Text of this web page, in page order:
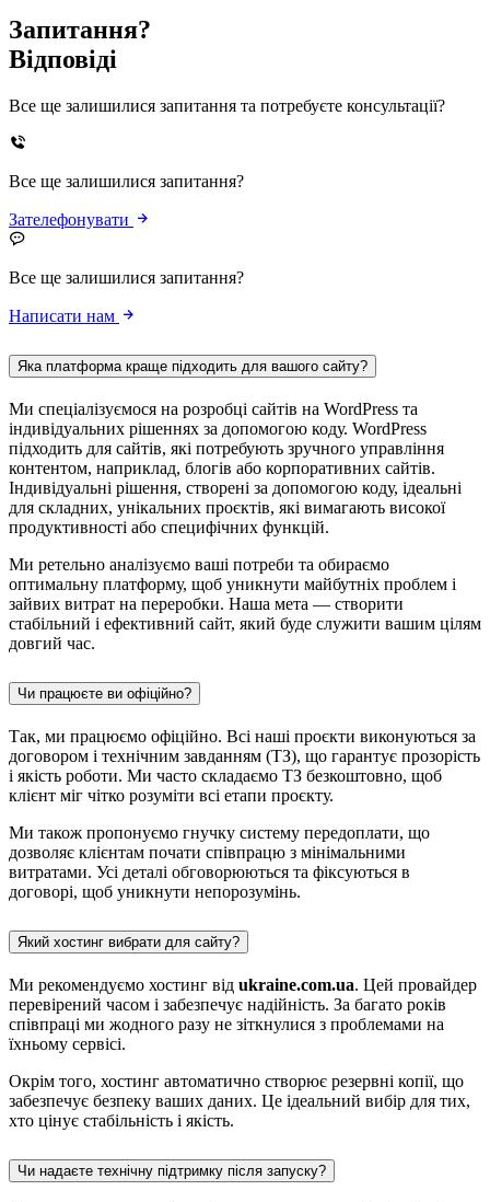
Запитання?
Відповіді
Все ще залишилися запитання та потребуєте консультації?
Все ще залишилися запитання?
Зателефонувати
Все ще залишилися запитання?
Написати нам
Яка платформа краще підходить для вашого сайту?
Ми спеціалізуємося на розробці сайтів на WordPress та
індивідуальних рішеннях за допомогою коду. WordPress
підходить для сайтів, які потребують зручного управління
контентом, наприклад, блогів або корпоративних сайтів.
Індивідуальні рішення, створені за допомогою коду, ідеальні
для складних, унікальних проєктів, які вимагають високої
продуктивності або специфічних функцій.
Ми ретельно аналізуємо ваші потреби та обираємо
оптимальну платформу, щоб уникнути майбутніх проблем і
зайвих витрат на переробки. Наша мета — створити
стабільний і ефективний сайт, який буде служити вашим цілям
довгий час.
Чи працюєте ви офіційно?
Так, ми працюємо офіційно. Всі наші проєкти виконуються за
договором і технічним завданням (ТЗ), що гарантує прозорість
і якість роботи. Ми часто складаємо ТЗ безкоштовно, щоб
клієнт міг чітко розуміти всі етапи проєкту.
Ми також пропонуємо гнучку систему передоплати, що
дозволяє клієнтам почати співпрацю з мінімальними
витратами. Усі деталі обговорюються та фіксуються в
договорі, щоб уникнути непорозумінь.
Який хостинг вибрати для сайту?
Ми рекомендуємо хостинг від ukraine.com.ua. Цей провайдер
перевірений часом і забезпечує надійність. За багато років
співпраці ми жодного разу не зіткнулися з проблемами на
їхньому сервісі.
Окрім того, хостинг автоматично створює резервні копії, що
забезпечує безпеку ваших даних. Це ідеальний вибір для тих,
хто цінує стабільність і якість.
Чи надаєте технічну підтримку після запуску?